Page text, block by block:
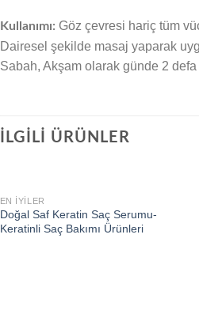
Kullanımı: Göz çevresi hariç tüm
Dairesel şekilde masaj yaparak
Sabah, Akşam olarak günde 2 defa
İLGILI ÜRÜNLER
EN İYILER
Doğal Saf Keratin Saç Serumu-
Keratinli Saç Bakımı Ürünleri